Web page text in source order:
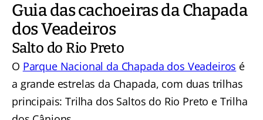
Guia das cachoeiras da Chapada
dos Veadeiros
Salto do Rio Preto
O Parque Nacional da Chapada dos Veadeiros é
a grande estrelas da Chapada, com duas trilhas
principais: Trilha dos Saltos do Rio Preto e Trilha